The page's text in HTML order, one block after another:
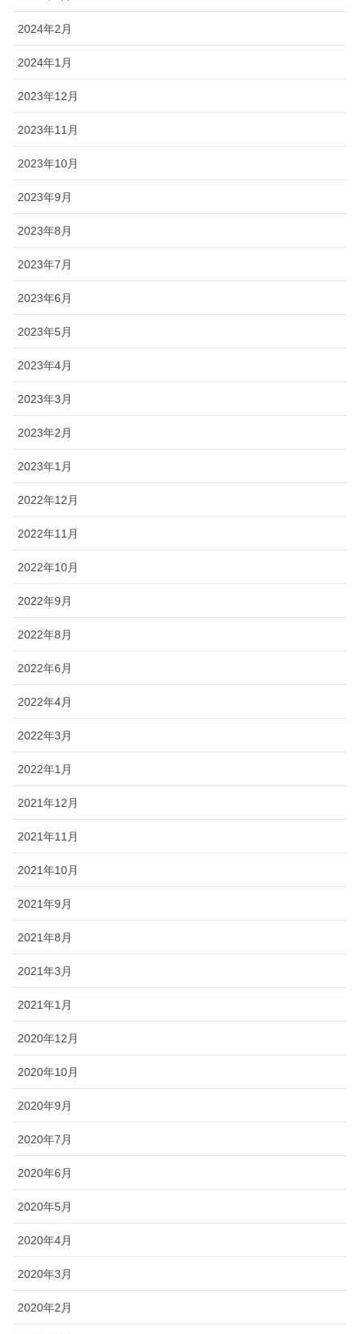
2024年2月
2024年1月
2023年12月
2023年11月
2023年10月
2023年9月
2023年8月
2023年7月
2023年6月
2023年5月
2023年4月
2023年3月
2023年2月
2023年1月
2022年12月
2022年11月
2022年10月
2022年9月
2022年8月
2022年6月
2022年4月
2022年3月
2022年1月
2021年12月
2021年11月
2021年10月
2021年9月
2021年8月
2021年3月
2021年1月
2020年12月
2020年10月
2020年9月
2020年7月
2020年6月
2020年5月
2020年4月
2020年3月
2020年2月